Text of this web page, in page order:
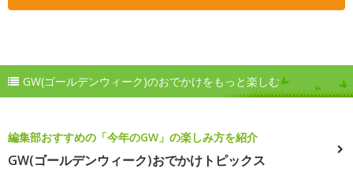
GW(ゴールデンウィーク)のおでかけをもっと楽しむ
編集部おすすめの「今年のGW」の楽しみ方を紹介
GW(ゴールデンウィーク)おでかけトピックス